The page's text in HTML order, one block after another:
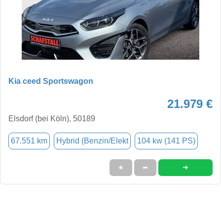
Kia ceed Sportswagon
21.979 €
Elsdorf (bei Köln), 50189
67.551 km Hybrid (Benzin/Elekt 104 kw (141 PS)
★ ➦ ➜